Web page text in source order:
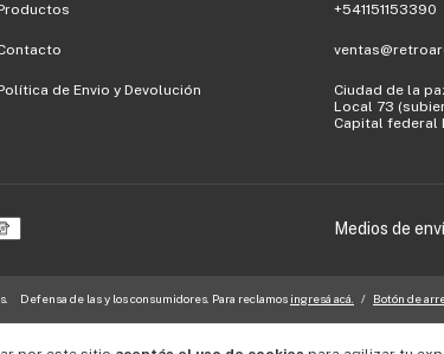
de Envio y Devolución
+541151153390
Ciudad de la
Local 73
Capital federal
Medios de
Defensa de las y los consumidores. Para reclamos ingresá acá. / Botón de